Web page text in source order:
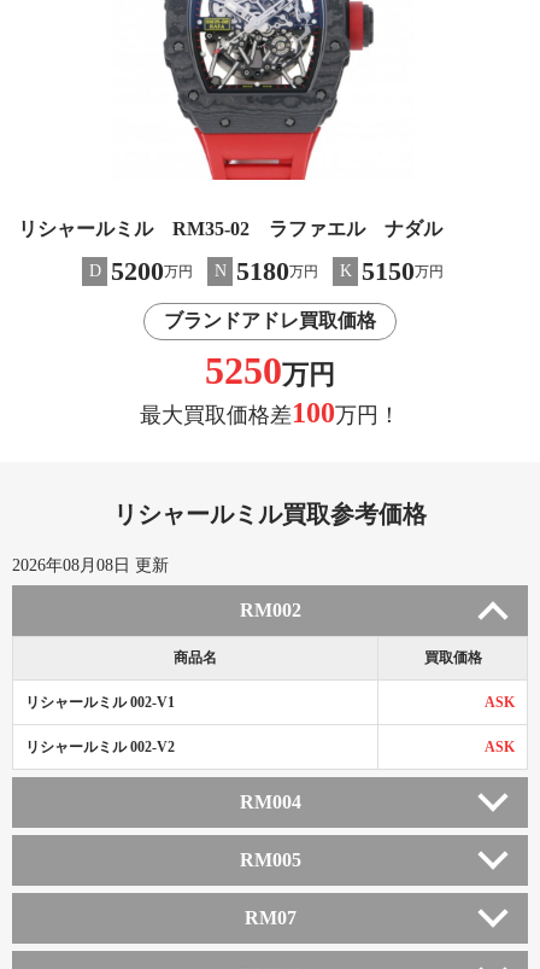
リシャールミル RM35-02 ラファエル ナダル
D 5200万円 N 5180万円 K 5150万円
ブランドアドレ買取価格
5250万円
最大買取価格差100万円！
リシャールミル買取参考価格
2026年08月08日 更新
RM002
商品名 買取価格
リシャールミル 002-V1 ASK
リシャールミル 002-V2 ASK
RM004
RM005
RM07